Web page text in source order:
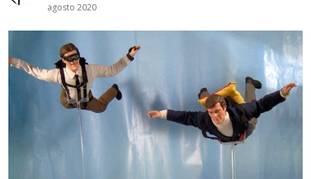
agosto 2020